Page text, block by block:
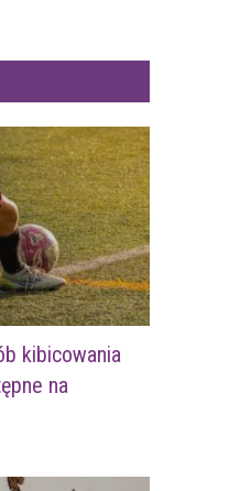
kibicowania
na